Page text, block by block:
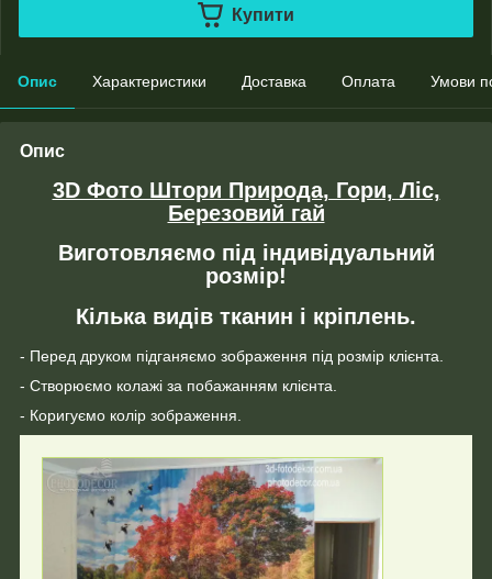
Купити
Опис Характеристики Доставка Оплата Умови
Опис
3D Фото Штори Природа, Гори, Ліс,
Березовий гай
Виготовляємо під індивідуальний
розмір!
Кілька видів тканин і кріплень.
- Перед друком підганяємо зображення під розмір клієнта.
- Створюємо колажі за побажанням клієнта.
- Коригуємо колір зображення.